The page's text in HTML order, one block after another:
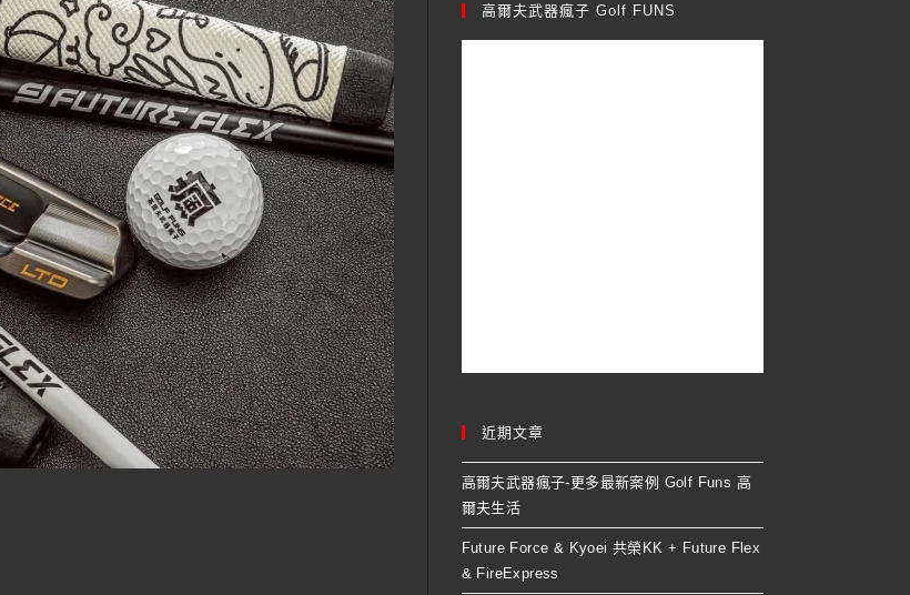
高爾夫武器瘋子 Golf FUNS
近期文章
高爾夫武器瘋子-更多最新案例 Golf Funs 高
爾夫生活
Future Force & Kyoei 共榮KK + Future Flex
& FireExpress